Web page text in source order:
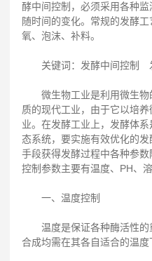
酵中间控制，必须采用各种
随时间的变化。常规的发酵
氧、泡沫、补料。
关键词：发酵中间控制
微生物工业是利用微生物
质的现代工业，由于它以培
业。在发酵工业上，发酵体
态系统，要实施有效优化的
手段获得发酵过程中各种参
控制参数主要有温度、PH、
一、温度控制
温度是保证各种酶活性的
合成均需在其各自适合的温度